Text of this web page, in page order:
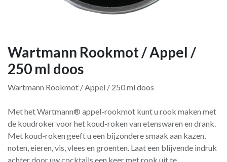
Wartmann Rookmot / Appel /
250 ml doos
Wartmann Rookmot / Appel / 250 ml doos
Met het Wartmann® appel-rookmot kunt u rook maken met
de koudroker voor het koud-roken van etenswaren en drank.
Met koud-roken geeft u een bijzondere smaak aan kazen,
noten, eieren, vis, vlees en groenten. Laat een blijvende indruk
achter door uw cocktails een keer met rook uit te